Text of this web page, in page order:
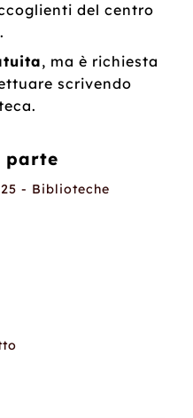
del centro
, ma è richiesta
scrivendo
- Biblioteche